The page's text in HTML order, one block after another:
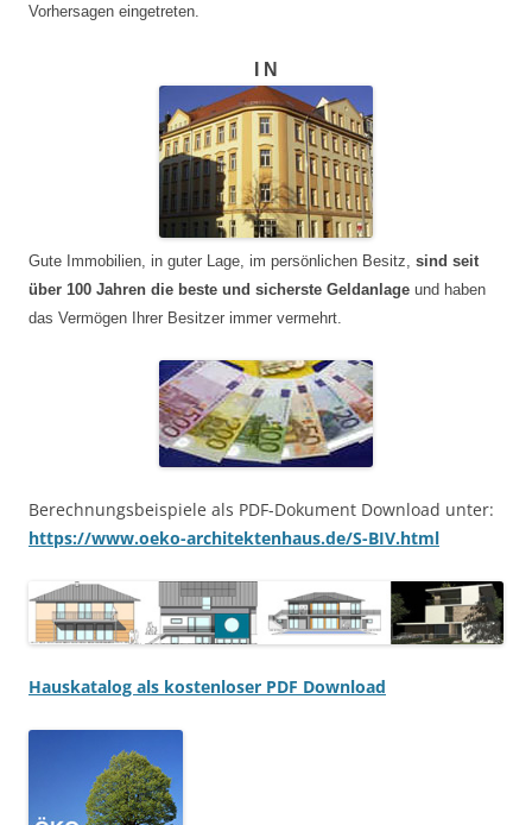
Vorhersagen eingetreten.
I N
Gute Immobilien, in guter Lage, im persönlichen Besitz, sind seit
über 100 Jahren die beste und sicherste Geldanlage und haben
das Vermögen Ihrer Besitzer immer vermehrt.
Berechnungsbeispiele als PDF-Dokument Download unter:
https://www.oeko-architektenhaus.de/S-BIV.html
Hauskatalog als kostenloser PDF Download